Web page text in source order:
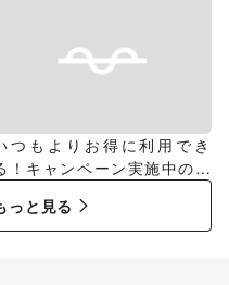
つもよりお得に利用でき
！キャンペーン実施中のス
っと見る